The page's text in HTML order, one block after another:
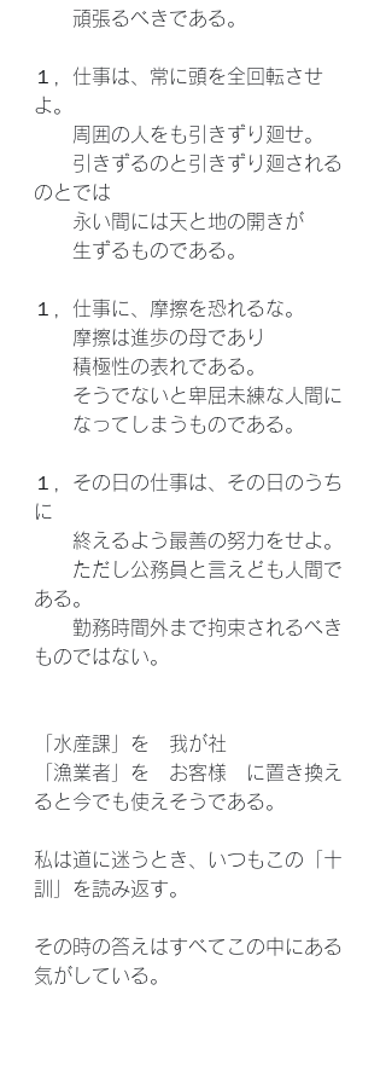
頑張るべきである。
１，仕事は、常に頭を全回転させ
よ。
周囲の人をも引きずり廻せ。
引きずるのと引きずり廻される
のとでは
永い間には天と地の開きが
生ずるものである。
１，仕事に、摩擦を恐れるな。
摩擦は進歩の母であり
積極性の表れである。
そうでないと卑屈未練な人間に
なってしまうものである。
１，その日の仕事は、その日のうち
に
終えるよう最善の努力をせよ。
ただし公務員と言えども人間で
ある。
勤務時間外まで拘束されるべき
ものではない。
「水産課」を　我が社
「漁業者」を　お客様　に置き換え
ると今でも使えそうである。
私は道に迷うとき、いつもこの「十
訓」を読み返す。
その時の答えはすべてこの中にある
気がしている。